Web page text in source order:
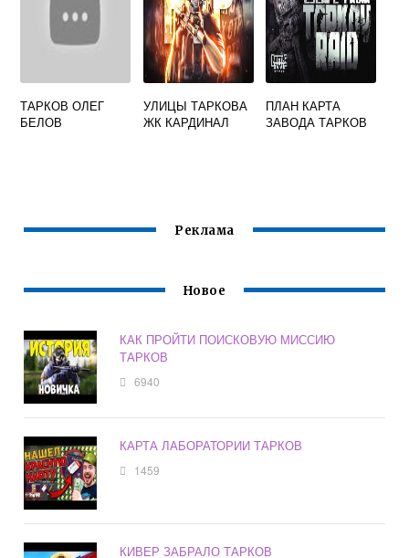
ТАРКОВ ОЛЕГ
БЕЛОВ
УЛИЦЫ ТАРКОВА
ЖК КАРДИНАЛ
ПЛАН КАРТА
ЗАВОДА ТАРКОВ
Реклама
Новое
КАК ПРОЙТИ ПОИСКОВУЮ МИССИЮ
ТАРКОВ
6940
КАРТА ЛАБОРАТОРИИ ТАРКОВ
1459
КИВЕР ЗАБРАЛО ТАРКОВ